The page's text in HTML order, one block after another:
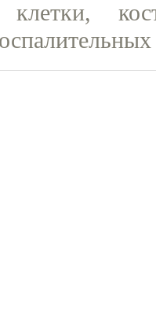
клетки,